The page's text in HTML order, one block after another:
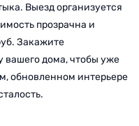
Выезд организуется
прозрачна и
Закажите
вашего дома, чтобы уже
обновленном интерьере